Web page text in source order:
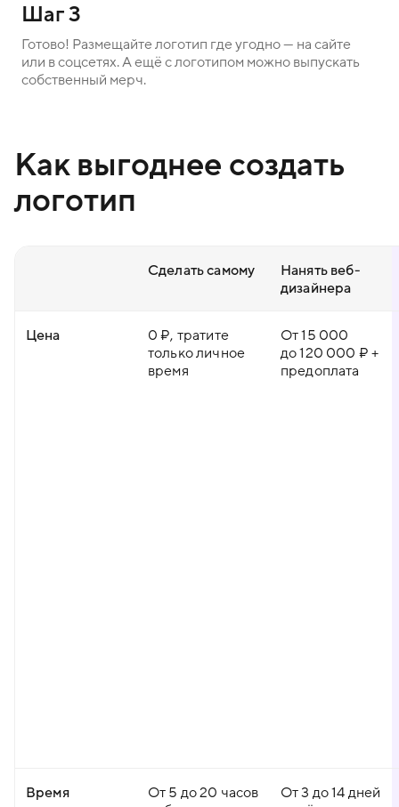
Шаг 3
Готово! Размещайте логотип где угодно — на сайте
или в соцсетях. А ещё с логотипом можно выпускать
собственный мерч.
Как выгоднее создать
логотип
Сделать самому
Нанять веб-
дизайнера
Цена
0 ₽, тратите
только личное
время
От 15 000
до 120 000 ₽ +
предоплата
Время
От 5 до 20 часов
От 3 до 14 дней